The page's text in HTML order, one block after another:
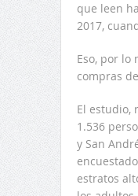
que leen
2017,
Eso, por lo
compras
El estudio,
1.536
y San
estratos